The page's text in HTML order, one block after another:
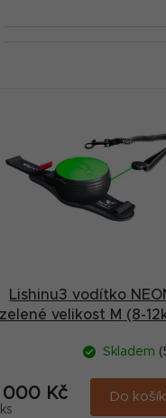
Lishinu3 vodítko
zelené velikost M (8-
Skladem
000 Kč Do